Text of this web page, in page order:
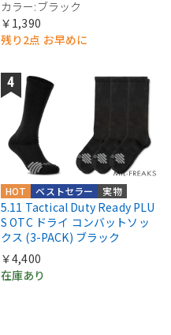
カラー:ブラック
￥1,390
残り2点 お早めに
実物
ベストセラー
HOT
5.11 Tactical Duty Ready PLU
S OTC ドライ コンバットソッ
クス (3-PACK) ブラック
￥4,400
在庫あり